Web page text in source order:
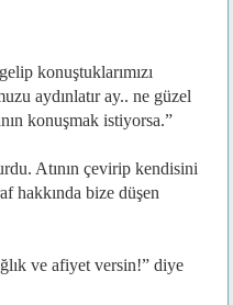
konuştuklarımızı
aydınlatır ay.. ne güzel
konuşmak istiyorsa.”
Atının çevirip kendisini
hakkında bize düşen
ve afiyet versin!” diye